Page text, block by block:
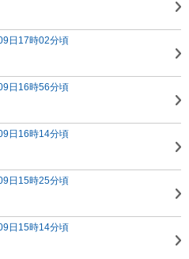
日17時02分頃
日16時56分頃
日16時14分頃
日15時25分頃
日15時14分頃